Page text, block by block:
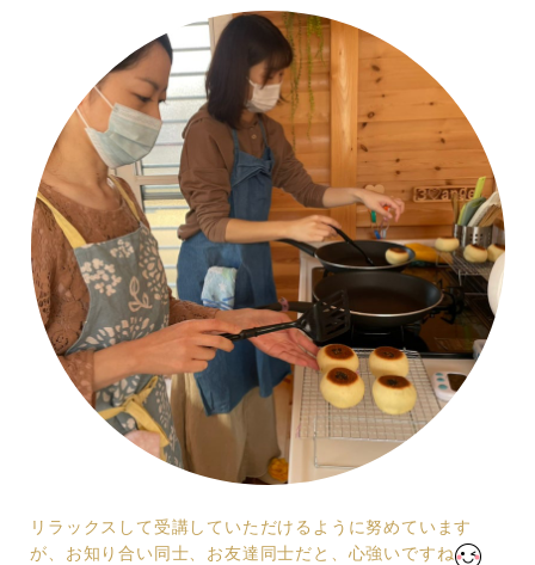
リラックスして受講していただけるように努めています
が、お知り合い同士、お友達同士だと、心強いですね